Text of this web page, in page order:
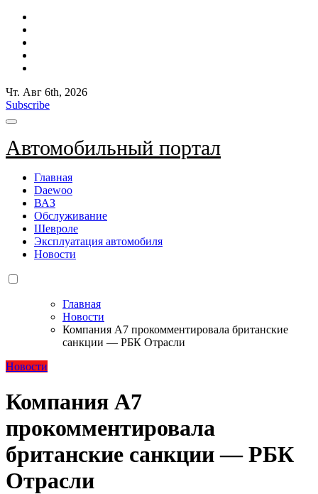
Чт. Авг 6th, 2026
Subscribe
Автомобильный портал
Главная
Daewoo
ВАЗ
Обслуживание
Шевроле
Эксплуатация автомобиля
Новости
Главная
Новости
Компания А7 прокомментировала британские
санкции — РБК Отрасли
Новости
Компания А7
прокомментировала
британские санкции — РБК
Отрасли